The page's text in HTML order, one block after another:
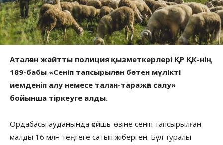
Аталған жайтты полиция қызметкерлері ҚР ҚК-нің
189-бабы «Сеніп тапсырылған бөтен мүлікті
иемденіп алу немесе талан-таражға салу»
бойынша тіркеуге алды.
Ордабасы ауданында қойшы өзіне сеніп тапсырылған
малды 16 млн теңгеге сатып жіберген. Бұл туралы